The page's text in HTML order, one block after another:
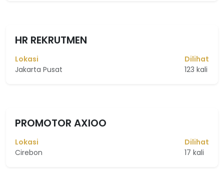
HR REKRUTMEN
Lokasi
Jakarta Pusat
Dilihat
123 kali
PROMOTOR AXIOO
Lokasi
Cirebon
Dilihat
17 kali